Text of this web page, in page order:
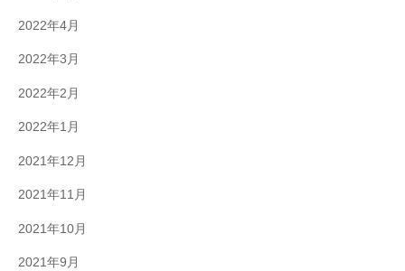
2022年4月
2022年3月
2022年2月
2022年1月
2021年12月
2021年11月
2021年10月
2021年9月